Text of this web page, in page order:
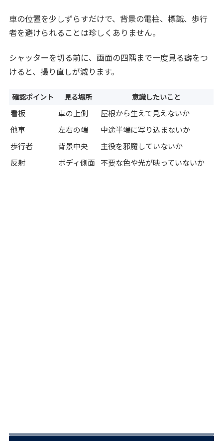
車の位置を少しずらすだけで、背景の電柱、標識、歩行
者を避けられることは珍しくありません。
シャッターを切る前に、画面の四隅まで一度見る癖をつ
けると、撮り直しが減ります。
確認ポイント 見る場所 意識したいこと
看板 車の上側
屋根から生えて見えないか
他車
左右の端
中途半端に写り込まないか
歩行者
背景中央
主役を邪魔していないか
反射
ボディ側面 不要な色や光が映っていないか